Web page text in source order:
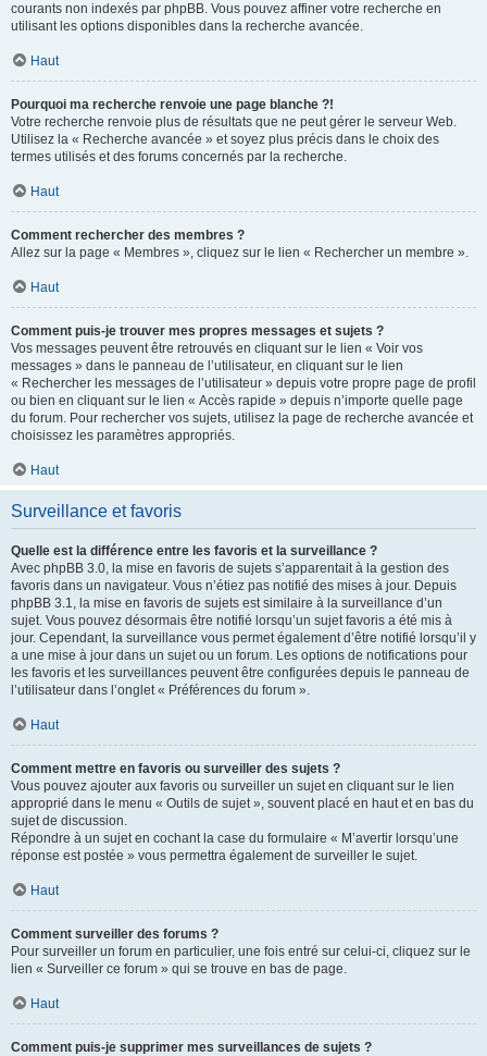
courants non indexés par phpBB. Vous pouvez affiner votre recherche en
utilisant les options disponibles dans la recherche avancée.
Haut
Pourquoi ma recherche renvoie une page blanche ?!
Votre recherche renvoie plus de résultats que ne peut gérer le serveur Web.
Utilisez la « Recherche avancée » et soyez plus précis dans le choix des
termes utilisés et des forums concernés par la recherche.
Haut
Comment rechercher des membres ?
Allez sur la page « Membres », cliquez sur le lien « Rechercher un membre ».
Haut
Comment puis-je trouver mes propres messages et sujets ?
Vos messages peuvent être retrouvés en cliquant sur le lien « Voir vos
messages » dans le panneau de l’utilisateur, en cliquant sur le lien
« Rechercher les messages de l’utilisateur » depuis votre propre page de profil
ou bien en cliquant sur le lien « Accès rapide » depuis n’importe quelle page
du forum. Pour rechercher vos sujets, utilisez la page de recherche avancée et
choisissez les paramètres appropriés.
Haut
Surveillance et favoris
Quelle est la différence entre les favoris et la surveillance ?
Avec phpBB 3.0, la mise en favoris de sujets s’apparentait à la gestion des
favoris dans un navigateur. Vous n’étiez pas notifié des mises à jour. Depuis
phpBB 3.1, la mise en favoris de sujets est similaire à la surveillance d’un
sujet. Vous pouvez désormais être notifié lorsqu’un sujet favoris a été mis à
jour. Cependant, la surveillance vous permet également d’être notifié lorsqu’il y
a une mise à jour dans un sujet ou un forum. Les options de notifications pour
les favoris et les surveillances peuvent être configurées depuis le panneau de
l’utilisateur dans l’onglet « Préférences du forum ».
Haut
Comment mettre en favoris ou surveiller des sujets ?
Vous pouvez ajouter aux favoris ou surveiller un sujet en cliquant sur le lien
approprié dans le menu « Outils de sujet », souvent placé en haut et en bas du
sujet de discussion.
Répondre à un sujet en cochant la case du formulaire « M’avertir lorsqu’une
réponse est postée » vous permettra également de surveiller le sujet.
Haut
Comment surveiller des forums ?
Pour surveiller un forum en particulier, une fois entré sur celui-ci, cliquez sur le
lien « Surveiller ce forum » qui se trouve en bas de page.
Haut
Comment puis-je supprimer mes surveillances de sujets ?